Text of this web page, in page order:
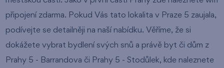
připojení zdarma. Pokud Vás tato lokalita v Praze 5 zaujala,
podívejte se detailněji na naší nabídku. Věříme, že si
dokážete vybrat bydlení svých snů a právě byt či dům z
Prahy 5 - Barrandova či Prahy 5 - Stodůlek, kde naleznete